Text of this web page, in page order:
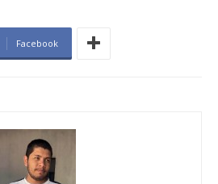
Facebook